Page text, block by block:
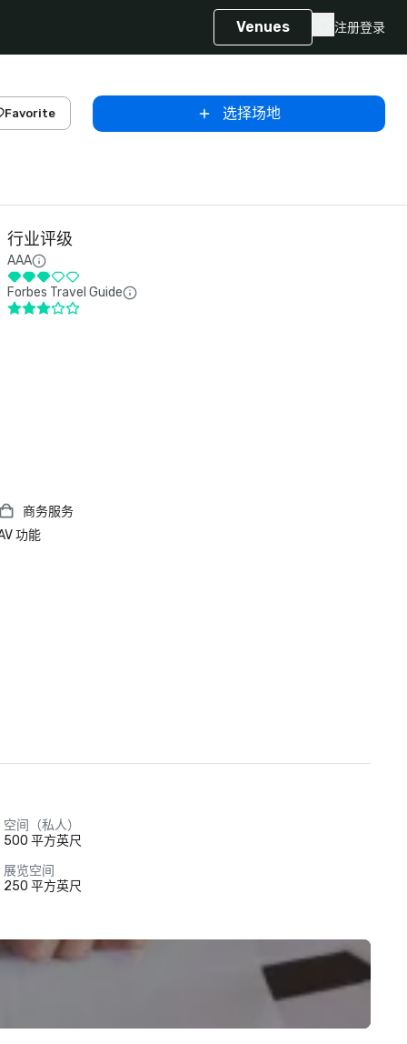
Venues 注册登录
Favorite 选择场地
行业评级
AAA
Forbes Travel Guide
商务服务
功能
空间（私人）
500 平方英尺
展览空间
250 平方英尺